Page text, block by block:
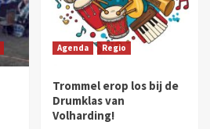
Agenda Regio
Trommel erop los bij de
Drumklas van
Volharding!